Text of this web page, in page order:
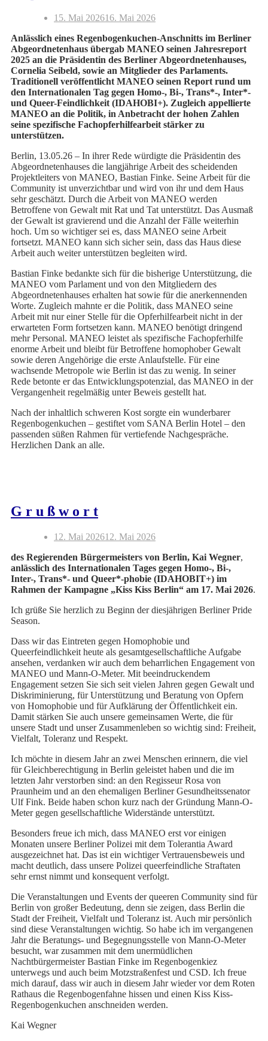
15. Mai 202616. Mai 2026
Anlässlich eines Regenbogenkuchen-Anschnitts im Berliner
Abgeordnetenhaus übergab MANEO seinen Jahresreport
2025 an die Präsidentin des Berliner Abgeordnetenhauses,
Cornelia Seibeld, sowie an Mitglieder des Parlaments.
Traditionell veröffentlicht MANEO seinen Report rund um
den Internationalen Tag gegen Homo-, Bi-, Trans*-, Inter*-
und Queer-Feindlichkeit (IDAHOBI+). Zugleich appellierte
MANEO an die Politik, in Anbetracht der hohen Zahlen
seine spezifische Fachopferhilfearbeit stärker zu
unterstützen.
Berlin, 13.05.26 – In ihrer Rede würdigte die Präsidentin des
Abgeordnetenhauses die langjährige Arbeit des scheidenden
Projektleiters von MANEO, Bastian Finke. Seine Arbeit für die
Community ist unverzichtbar und wird von ihr und dem Haus
sehr geschätzt. Durch die Arbeit von MANEO werden
Betroffene von Gewalt mit Rat und Tat unterstützt. Das Ausmaß
der Gewalt ist gravierend und die Anzahl der Fälle weiterhin
hoch. Um so wichtiger sei es, dass MANEO seine Arbeit
fortsetzt. MANEO kann sich sicher sein, dass das Haus diese
Arbeit auch weiter unterstützen begleiten wird.
Bastian Finke bedankte sich für die bisherige Unterstützung, die
MANEO vom Parlament und von den Mitgliedern des
Abgeordnetenhauses erhalten hat sowie für die anerkennenden
Worte. Zugleich mahnte er die Politik, dass MANEO seine
Arbeit mit nur einer Stelle für die Opferhilfearbeit nicht in der
erwarteten Form fortsetzen kann. MANEO benötigt dringend
mehr Personal. MANEO leistet als spezifische Fachopferhilfe
enorme Arbeit und bleibt für Betroffene homophober Gewalt
sowie deren Angehörige die erste Anlaufstelle. Für eine
wachsende Metropole wie Berlin ist das zu wenig. In seiner
Rede betonte er das Entwicklungspotenzial, das MANEO in der
Vergangenheit regelmäßig unter Beweis gestellt hat.
Nach der inhaltlich schweren Kost sorgte ein wunderbarer
Regenbogenkuchen – gestiftet vom SANA Berlin Hotel – den
passenden süßen Rahmen für vertiefende Nachgespräche.
Herzlichen Dank an alle.
G r u ß w o r t
12. Mai 202612. Mai 2026
des Regierenden Bürgermeisters von Berlin, Kai Wegner,
anlässlich des Internationalen Tages gegen Homo-, Bi-,
Inter-, Trans*- und Queer*-phobie (IDAHOBIT+) im
Rahmen der Kampagne „Kiss Kiss Berlin“ am 17. Mai 2026.
Ich grüße Sie herzlich zu Beginn der diesjährigen Berliner Pride
Season.
Dass wir das Eintreten gegen Homophobie und
Queerfeindlichkeit heute als gesamtgesellschaftliche Aufgabe
ansehen, verdanken wir auch dem beharrlichen Engagement von
MANEO und Mann-O-Meter. Mit beeindruckendem
Engagement setzen Sie sich seit vielen Jahren gegen Gewalt und
Diskriminierung, für Unterstützung und Beratung von Opfern
von Homophobie und für Aufklärung der Öffentlichkeit ein.
Damit stärken Sie auch unsere gemeinsamen Werte, die für
unsere Stadt und unser Zusammenleben so wichtig sind: Freiheit,
Vielfalt, Toleranz und Respekt.
Ich möchte in diesem Jahr an zwei Menschen erinnern, die viel
für Gleichberechtigung in Berlin geleistet haben und die im
letzten Jahr verstorben sind: an den Regisseur Rosa von
Praunheim und an den ehemaligen Berliner Gesundheitssenator
Ulf Fink. Beide haben schon kurz nach der Gründung Mann-O-
Meter gegen gesellschaftliche Widerstände unterstützt.
Besonders freue ich mich, dass MANEO erst vor einigen
Monaten unsere Berliner Polizei mit dem Tolerantia Award
ausgezeichnet hat. Das ist ein wichtiger Vertrauensbeweis und
macht deutlich, dass unsere Polizei queerfeindliche Straftaten
sehr ernst nimmt und konsequent verfolgt.
Die Veranstaltungen und Events der queeren Community sind für
Berlin von großer Bedeutung, denn sie zeigen, dass Berlin die
Stadt der Freiheit, Vielfalt und Toleranz ist. Auch mir persönlich
sind diese Veranstaltungen wichtig. So habe ich im vergangenen
Jahr die Beratungs- und Begegnungsstelle von Mann-O-Meter
besucht, war zusammen mit dem unermüdlichen
Nachtbürgermeister Bastian Finke im Regenbogenkiez
unterwegs und auch beim Motzstraßenfest und CSD. Ich freue
mich darauf, dass wir auch in diesem Jahr wieder vor dem Roten
Rathaus die Regenbogenfahne hissen und einen Kiss Kiss-
Regenbogenkuchen anschneiden werden.
Kai Wegner